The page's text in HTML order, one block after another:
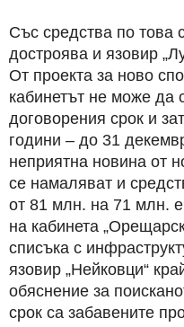
Със средства по това
достроява и язовир
От проекта за ново
кабинетът не може да
договорения срок и
години – до 31
неприятна новина от
се намаляват и
от 81 млн. на 71 млн.
на кабинета
списъка с
язовир „Нейковци“
обяснение за
срок са забавените